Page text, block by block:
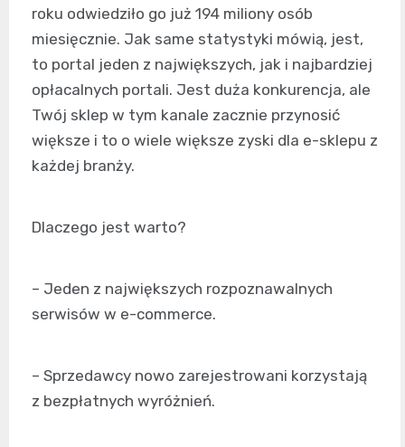
roku odwiedziło go już 194 miliony osób
miesięcznie. Jak same statystyki mówią, jest,
to portal jeden z największych, jak i najbardziej
opłacalnych portali. Jest duża konkurencja, ale
Twój sklep w tym kanale zacznie przynosić
większe i to o wiele większe zyski dla e-sklepu z
każdej branży.
Dlaczego jest warto?
– Jeden z największych rozpoznawalnych
serwisów w e-commerce.
– Sprzedawcy nowo zarejestrowani korzystają
z bezpłatnych wyróżnień.